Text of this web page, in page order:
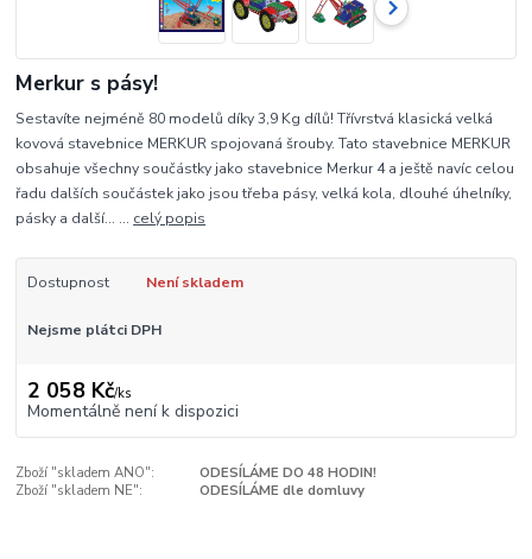
Merkur s pásy!
Sestavíte nejméně 80 modelů díky 3,9 Kg dílů! Třívrstvá klasická velká
kovová stavebnice MERKUR spojovaná šrouby. Tato stavebnice MERKUR
obsahuje všechny součástky jako stavebnice Merkur 4 a ještě navíc celou
řadu dalších součástek jako jsou třeba pásy, velká kola, dlouhé úhelníky,
pásky a další... ... celý popis
Dostupnost Není skladem
Nejsme plátci DPH
2 058 Kč/ks
Momentálně není k dispozici
Zboží "skladem ANO":
ODESÍLÁME DO 48 HODIN!
Zboží "skladem NE":
ODESÍLÁME dle domluvy